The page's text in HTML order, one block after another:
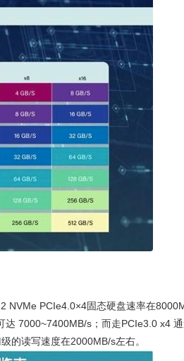
NVMe PCIe4.0×4固态硬盘速率在
达 7000~7400MB/s；而走PCIe3.0 x4
的读写速度在2000MB/s左右。